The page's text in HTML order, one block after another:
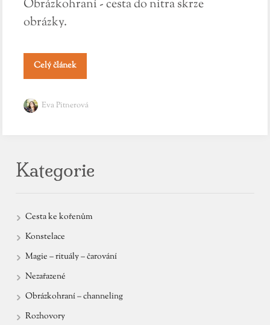
Obrázkohraní - cesta do nitra skrze
obrázky.
Celý článek
Eva Pitnerová
Kategorie
Cesta ke kořenům
Konstelace
Magie – rituály – čarování
Nezařazené
Obrázkohraní – channeling
Rozhovory